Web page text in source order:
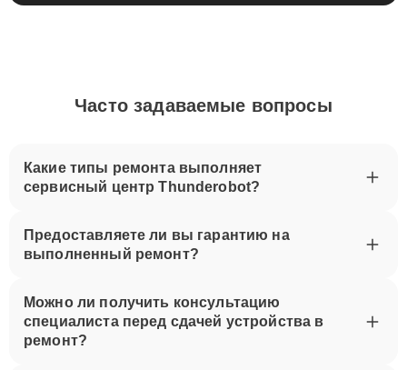
Часто задаваемые вопросы
Какие типы ремонта выполняет
сервисный центр Thunderobot?
Предоставляете ли вы гарантию на
выполненный ремонт?
Можно ли получить консультацию
специалиста перед сдачей устройства в
ремонт?